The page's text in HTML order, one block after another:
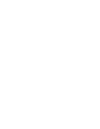
näitä
suosivat
on linjassa
ja Alphabet
itsensä